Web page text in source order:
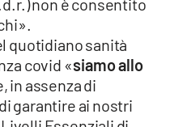
quotidiano sanità
covid «siamo allo
in assenza di
garantire ai nostri